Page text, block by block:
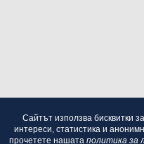
Сайтът използва бисквитки
интереси, статистика и
прочетете нашата политика за